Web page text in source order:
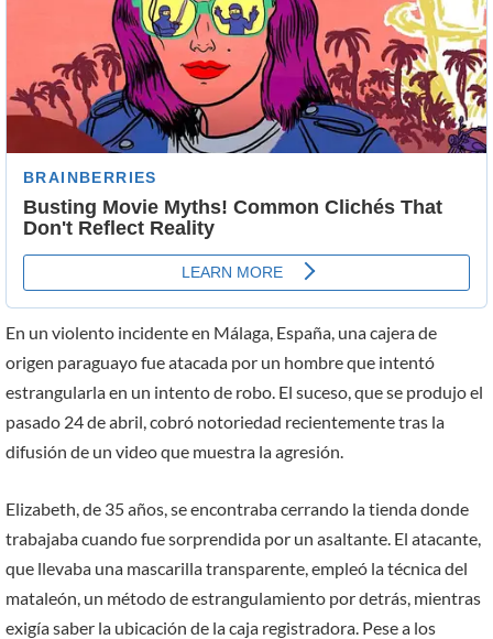
En un violento incidente en Málaga, España, una cajera de
origen paraguayo fue atacada por un hombre que intentó
estrangularla en un intento de robo. El suceso, que se produjo el
pasado 24 de abril, cobró notoriedad recientemente tras la
difusión de un video que muestra la agresión.
Elizabeth, de 35 años, se encontraba cerrando la tienda donde
trabajaba cuando fue sorprendida por un asaltante. El atacante,
que llevaba una mascarilla transparente, empleó la técnica del
mataleón, un método de estrangulamiento por detrás, mientras
exigía saber la ubicación de la caja registradora. Pese a los